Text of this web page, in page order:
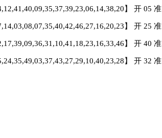
】 开 05 准
】 开 25 准
】 开 40 准
】 开 32 准